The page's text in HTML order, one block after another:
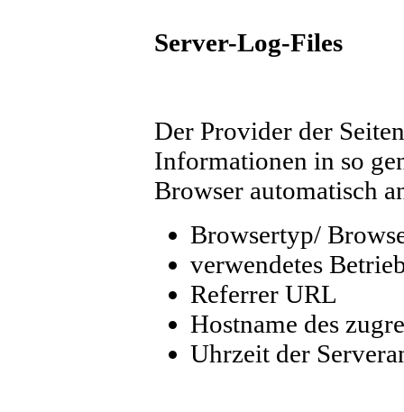
Server-Log-Files
Der Provider der
Informationen in so
Browser automatisch
Browsertyp/
verwendetes
Referrer URL
Hostname des
Uhrzeit der